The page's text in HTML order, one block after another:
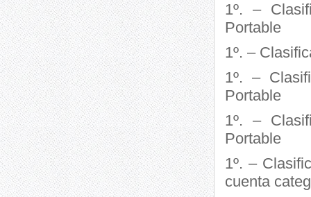
1º. –
Portable
1º. –
1º. –
Portable
1º. –
Portable
1º. –
cuenta